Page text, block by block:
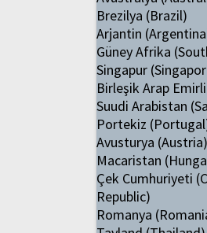
Brezilya (Brazil)
Arjantin
Güney Afrika
Singapur
Birleşik Arap
Suudi Arabistan
Portekiz
Avusturya (Austria)
Macaristan
Çek Cumhuriyeti
Republic)
Romanya